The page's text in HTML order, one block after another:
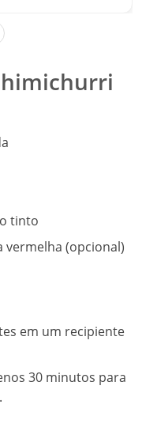
tinto
vermelha (opcional)
em um recipiente
30 minutos para